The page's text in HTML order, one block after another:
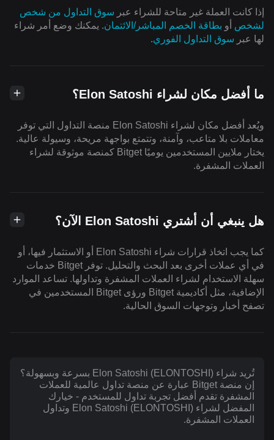
إذا كانت العملة غير متاحة للشراء عبر سوق التداول من شخص
لشخص أو بطاقة الخصم المباشر/الائتمان. يمكنك وضع أمر شراء
لها عبر سوق التداول الفوري.
ما أفضل مكان لشراء Elon Satoshi؟
ويُعد أفضل مكان لشراء Elon Satoshi منصة التداول التي توفر
معاملات بلا متاعب، وآمنة، وتتمتع بواجهة مريحة، وسيولة عالية.
يختار ملايين المستخدمين يوميًا Bitget كمنصة موثوقة لشراء
العملات المشفرة.
هل ينبغي أن أشتري Elon Satoshi الآن؟
كما يجب اتخاذ قرارات شراء Elon Satoshi أو الاستثمار فيها، أو
في أي عملات أخرى بعد البحث والتحليل. توفر Bitget خدمات
سهلة الاستخدام لشراء العملات المشفرة وتداولها. تساعد الموارد
الإضافية، مثل أكاديمية Bitget ورؤى Bitget المستخدمين في
تصفح أخبار وتوجهات السوق الحالية.
تُريد شراء Elon Satoshi (ELONTOSHI) بسرعة وبسهولة؟
إن منصة Bitget عبارة عن منصة تداول عالمية للعملات
المشفرة تقدم أفضل تجربة تداول للمستخدم - خيارك
المفضل لشراء Elon Satoshi (ELONTOSHI) وتداول
العملات المشفرة.